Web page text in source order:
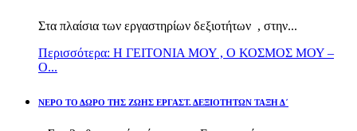
Στα πλαίσια των εργαστηρίων δεξιοτήτων , στην...
Περισσότερα: Η ΓΕΙΤΟΝΙΑ ΜΟΥ , Ο ΚΟΣΜΟΣ ΜΟΥ –
Ο...
ΝΕΡΟ ΤΟ ΔΩΡΟ ΤΗΣ ΖΩΗΣ ΕΡΓΑΣΤ. ΔΕΞΙΟΤΗΤΩΝ ΤΑΞΗ Δ΄